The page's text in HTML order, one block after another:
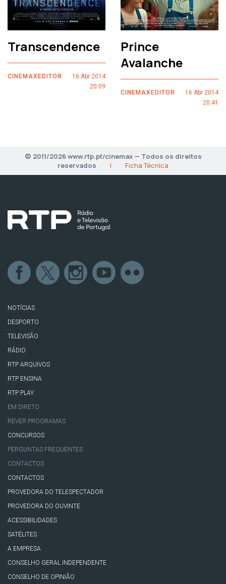
Transcendence
CINEMAXEDITOR
16 Abr 2014
20:09
Prince
Avalanche
CINEMAXEDITOR
16 Abr 2014
20:41
© 2011/2026 www.rtp.pt/cinemax — Todos os direitos
reservados
| Ficha Técnica
NOTÍCIAS
DESPORTO
TELEVISÃO
RÁDIO
RTP ARQUIVOS
RTP ENSINA
RTP PLAY
EM DIRETO
REVER PROGRAMAS
CONCURSOS
PERGUNTAS FREQUENTES
CONTACTOS
CONTACTOS
PROVEDORA DO TELESPECTADOR
PROVEDORA DO OUVINTE
ACESSIBILIDADES
SATÉLITES
A EMPRESA
CONSELHO GERAL INDEPENDENTE
CONSELHO DE OPINIÃO